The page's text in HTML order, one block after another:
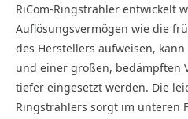
RiCom-Ringstrahler entwickelt
Auflösungsvermögen wie die
des Herstellers aufweisen,
und einer großen, bedämpften
tiefer eingesetzt werden. Die
Ringstrahlers sorgt im unteren